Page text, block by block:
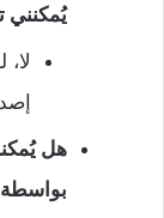
يُمكنني